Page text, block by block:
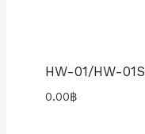
HW-01/HW-01S
0.00฿